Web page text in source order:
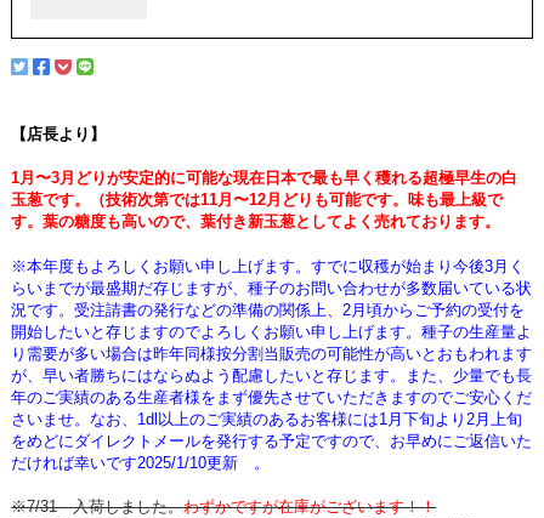
【店長より】
1月〜3月どりが安定的に可能な現在日本で最も早く穫れる超極早生の白
玉葱です。（技術次第では11月〜12月どりも可能です。味も最上級で
す。葉の糖度も高いので、葉付き新玉葱としてよく売れております。
※本年度もよろしくお願い申し上げます。すでに収穫が始まり今後3月く
らいまでが最盛期だ存じますが、種子のお問い合わせが多数届いている状
況です。受注請書の発行などの準備の関係上、2月頃からご予約の受付を
開始したいと存じますのでよろしくお願い申し上げます。種子の生産量よ
り需要が多い場合は昨年同様按分割当販売の可能性が高いとおもわれます
が、早い者勝ちにはならぬよう配慮したいと存じます。また、少量でも長
年のご実績のある生産者様をまず優先させていただきますのでご安心くだ
さいませ。なお、1dl以上のご実績のあるお客様には1月下旬より2月上旬
をめどにダイレクトメールを発行する予定ですので、お早めにご返信いた
だければ幸いです2025/1/10更新 。
※7/31 入荷しました。わずかですが在庫がございます！！